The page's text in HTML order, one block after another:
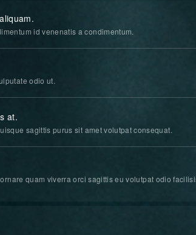
id venenatis a condimentum.
odio ut.
at.
sagittis purus sit amet volutpat consequat.
quam viverra orci sagittis eu volutpat odio